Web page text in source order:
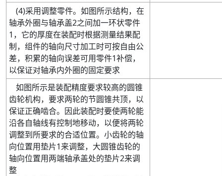
(4)采用调整零件。如图所示结构，在
轴承外圈与轴承盖2之间加一环状零件
1 ，它的厚度在装配时根据测量结果配
制，组件的轴向尺寸加工时可按自由公
差，积累的轴向误差可用零件1补偿，
以保证对轴承内外圈的固定要求
如图所示是装配精度要求较高的圆锥
齿轮机构，要求两轮的节圆锥共顶，以
保证正确啮合。因此装配时要使两轮能
沿各自轴线有控制地移动，以便将两轮
调整到所要求的合适位置。小齿轮的轴
向位置用垫片1来调整，大圆锥齿轮的
轴向位置用两端轴承盖处的垫片2来调
整